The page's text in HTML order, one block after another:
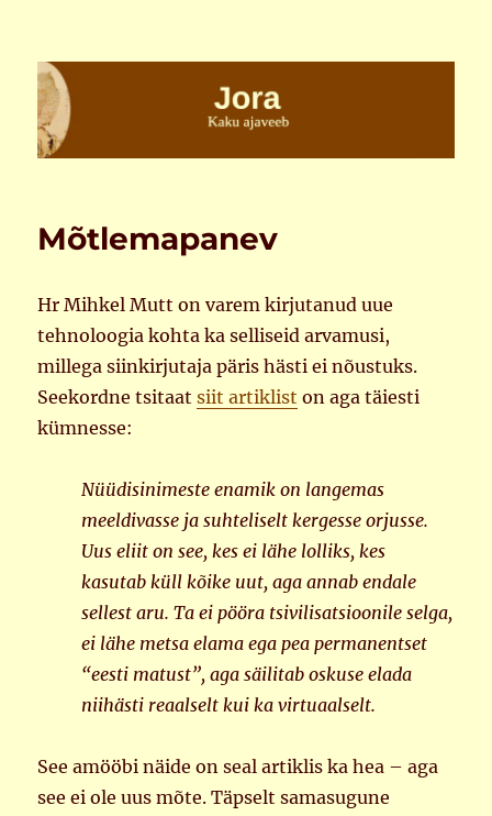
Jora
Mõtlemapanev
Hr Mihkel Mutt on varem kirjutanud uue
tehnoloogia kohta ka selliseid arvamusi,
millega siinkirjutaja päris hästi ei nõustuks.
Seekordne tsitaatsiit artiklist on aga täiesti
kümnesse:
Nüüdisinimeste enamik on langemas
meeldivasse ja suhteliselt kergesse orjusse.
Uus eliit on see, kes ei lähe lolliks, kes
kasutab küll kõike uut, aga annab endale
sellest aru. Ta ei pööra tsivilisatsioonile selga,
ei lähe metsa elama ega pea permanentset
“eesti matust”, aga säilitab oskuse elada
niihästi reaalselt kui ka virtuaalselt.
See amööbi näide on seal artiklis ka hea – aga
see ei ole uus mõte. Täpselt samasugune